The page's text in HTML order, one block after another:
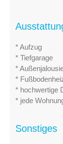
* Aufzug
* Tiefgarage
*
*
* hochwertige
* jede
Sonstiges